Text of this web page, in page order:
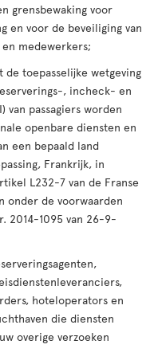
grensbewaking voor
en voor de beveiliging van
medewerkers;
toepasselijke wetgeving
, incheck- en
van passagiers worden
openbare diensten en
een bepaald land
Frankrijk, in
L232-7 van de Franse
onder de voorwaarden
2014-1095 van 26-9-
hoteloperators en
die diensten
overige verzoeken